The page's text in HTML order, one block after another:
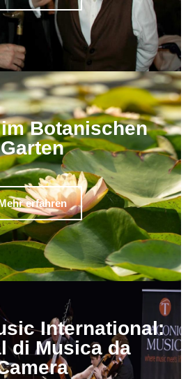
Botanischen
Garten
erfahren
International:
di Musica da